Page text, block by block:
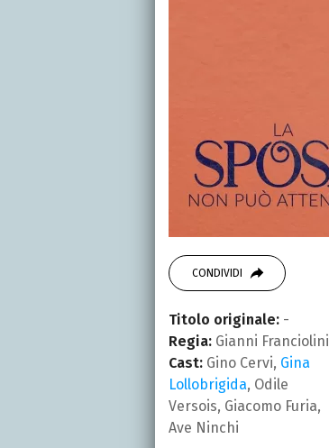
CONDIVIDI
Titolo originale: -
Regia: Gianni Franciolini
Cast: Gino Cervi, Gina
Lollobrigida, Odile
Versois, Giacomo Furia,
Ave Ninchi